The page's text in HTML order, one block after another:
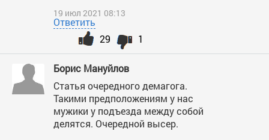
19 июл 2021 08:13
Ответить
1
29
Борис Мануйлов
Статья очередного демагога.
Такими предположениям у нас
мужики у подъезда между собой
делятся. Очередной высер.